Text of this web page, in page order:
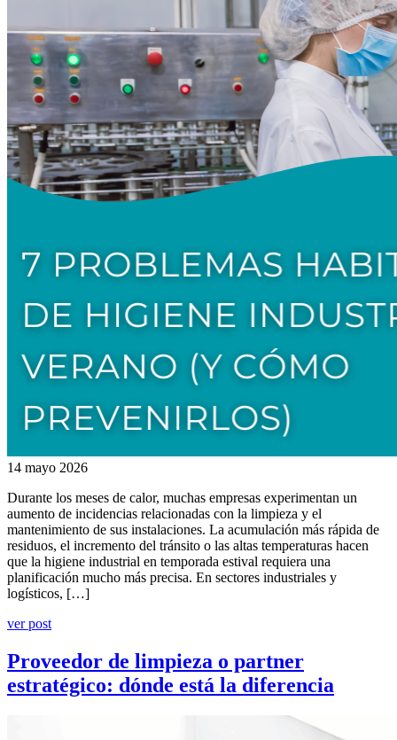
14 mayo 2026
Durante los meses de calor, muchas empresas experimentan un
aumento de incidencias relacionadas con la limpieza y el
mantenimiento de sus instalaciones. La acumulación más rápida de
residuos, el incremento del tránsito o las altas temperaturas hacen
que la higiene industrial en temporada estival requiera una
planificación mucho más precisa. En sectores industriales y
logísticos, […]
ver post
Proveedor de limpieza o partner
estratégico: dónde está la diferencia